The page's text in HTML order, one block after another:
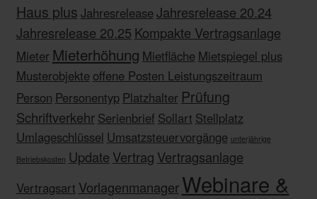
Haus plus JahresreleaseJahresrelease 20.24
Jahresrelease 20.25 Kompakte Vertragsanlage
Mieter Mieterhöhung Mietfläche Mietspiegel plus
Musterobjekte offene Posten Leistungszeitraum
Person Personentyp Platzhalter Prüfung
Schriftverkehr Serienbrief Sollart Stellplatz
Umlageschlüssel Umsatzsteuervorgänge unterjährige
Betriebskosten Update Vertrag Vertragsanlage
Vertragsart Vorlagenmanager Webinare &